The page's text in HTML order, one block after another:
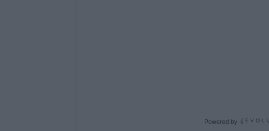
Powered by